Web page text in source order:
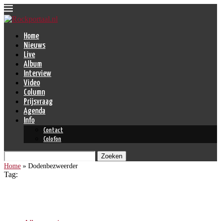
Home
Nieuws
Live
Album
Interview
Video
Column
Prijsvraag
Agenda
Info
Contact
Colofon
Zoeken
Home » Dodenbezweerder
Tag: